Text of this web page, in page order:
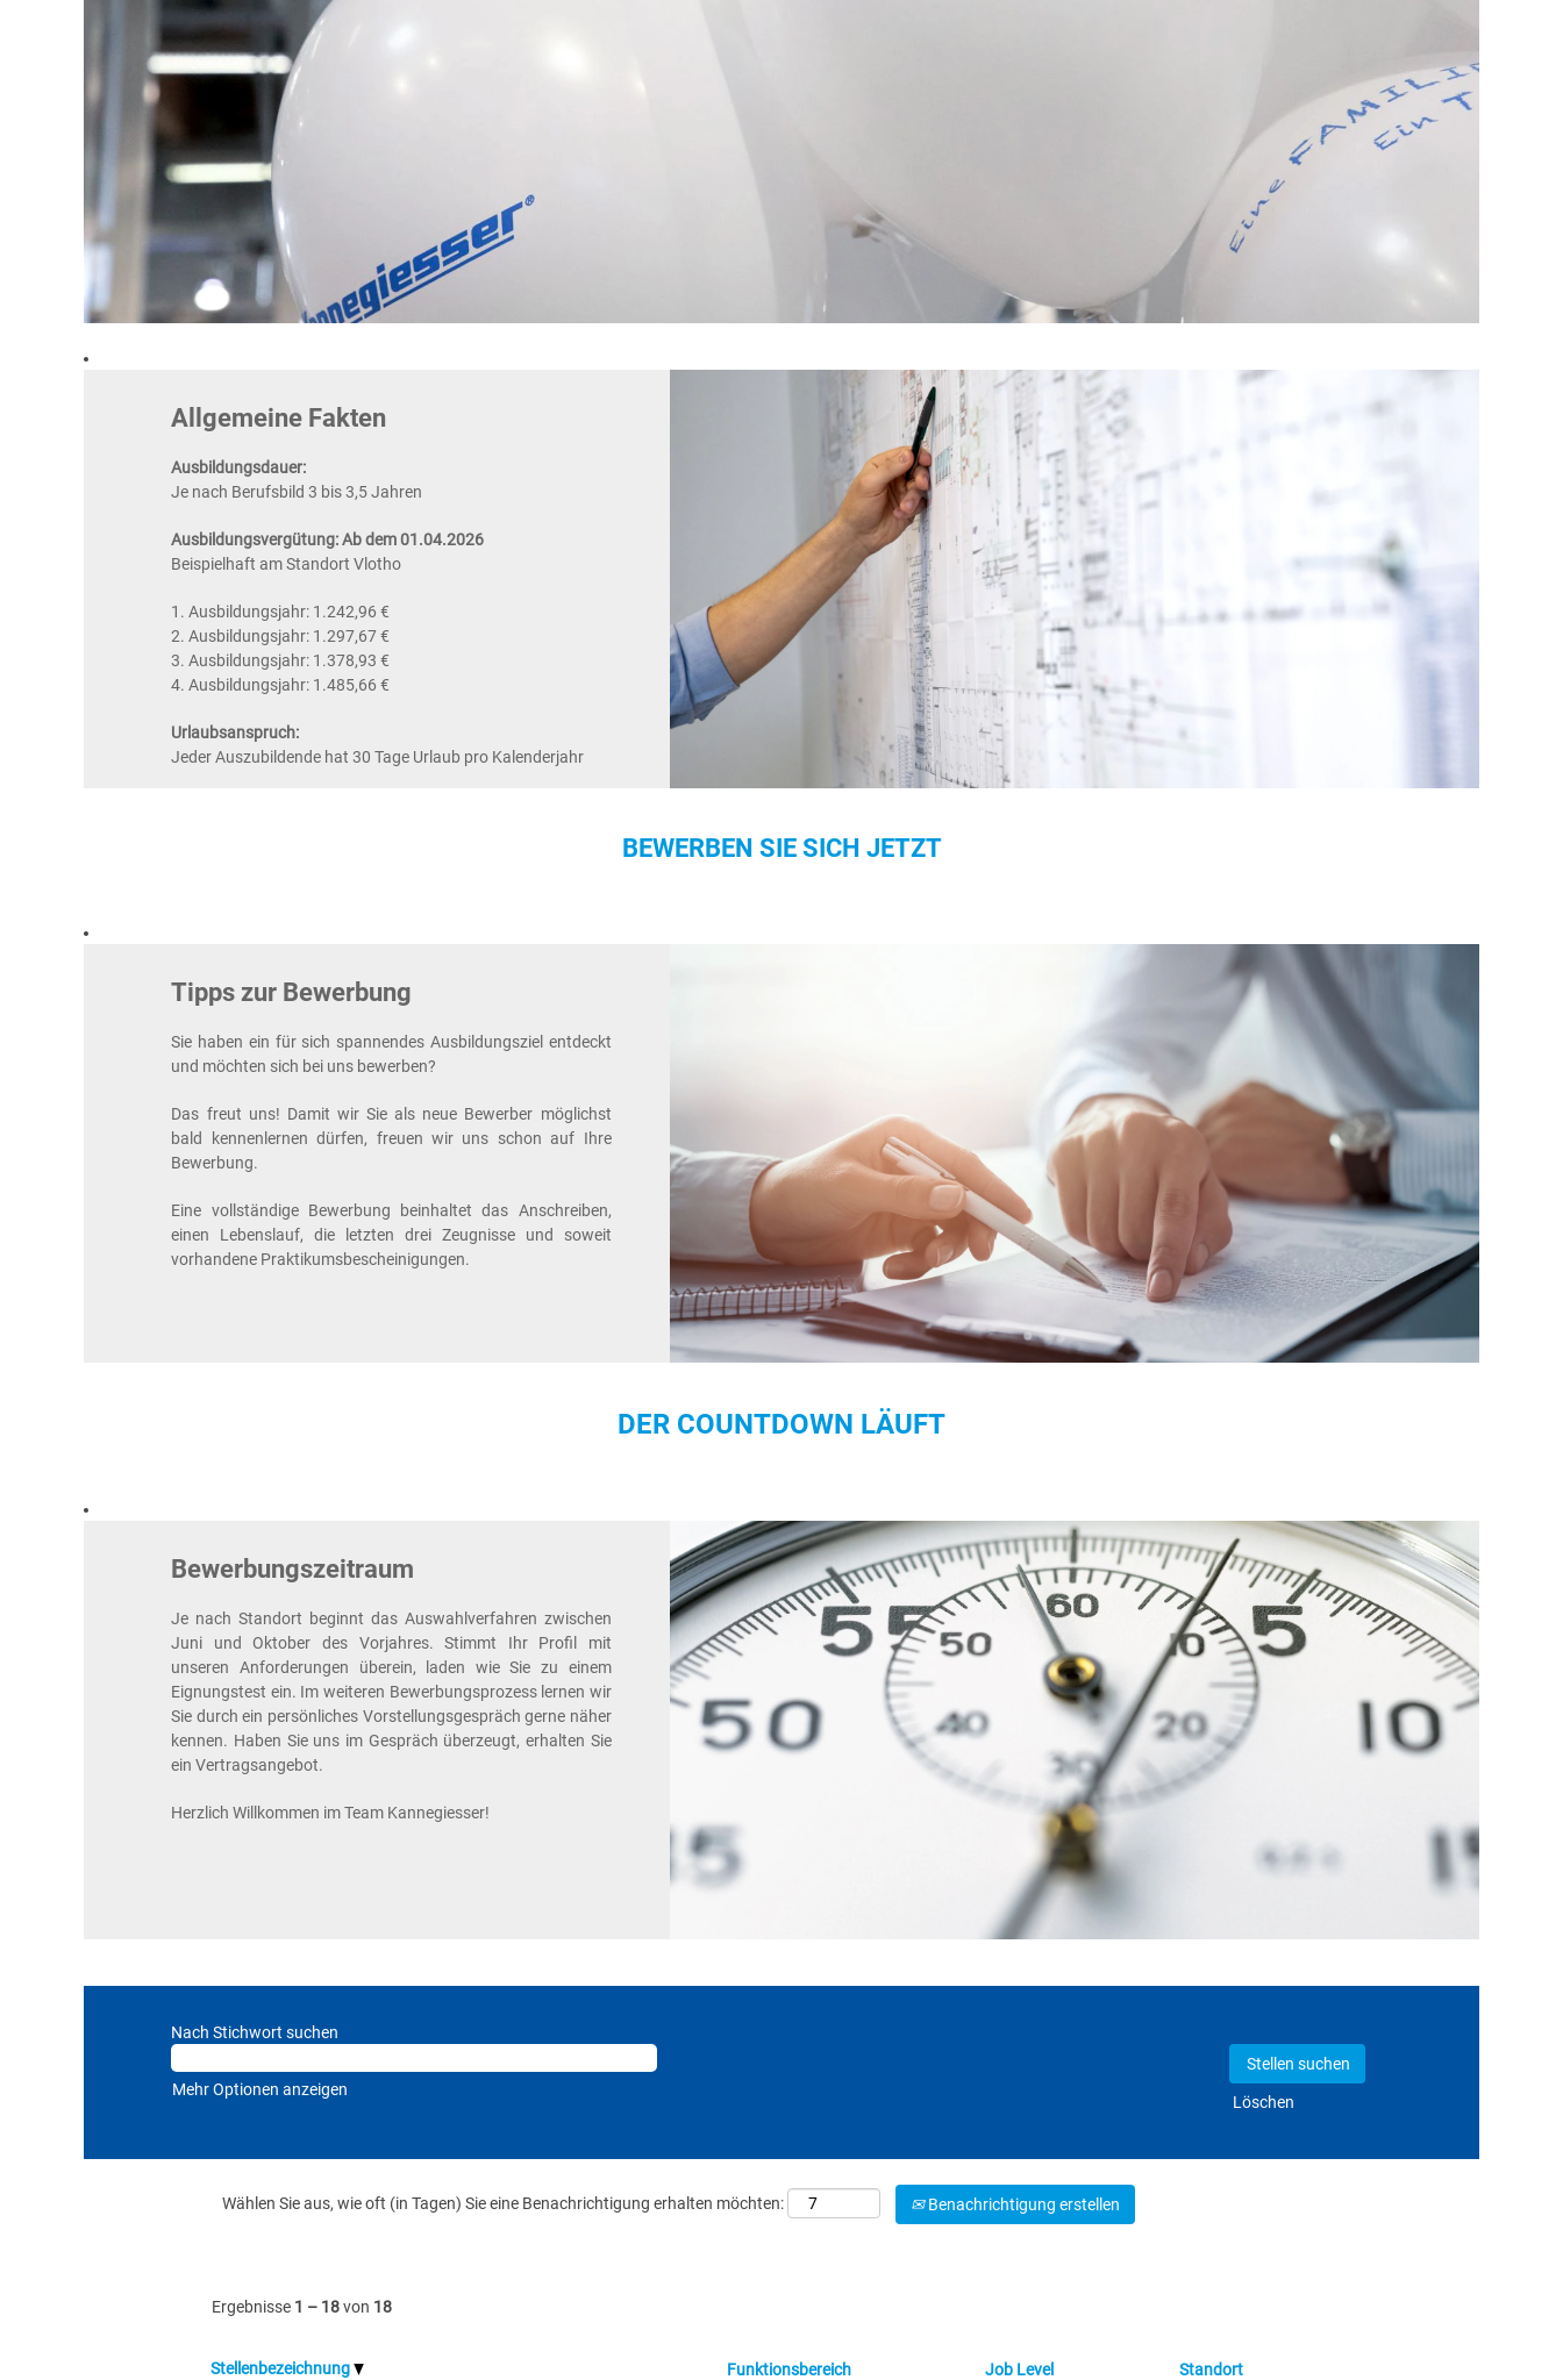
Allgemeine Fakten
Ausbildungsdauer:
Je nach Berufsbild 3 bis 3,5 Jahren
Ausbildungsvergütung: Ab dem 01.04.2026
Beispielhaft am Standort Vlotho
1. Ausbildungsjahr: 1.242,96 €
2. Ausbildungsjahr: 1.297,67 €
3. Ausbildungsjahr: 1.378,93 €
4. Ausbildungsjahr: 1.485,66 €​
Urlaubsanspruch:
Jeder Auszubildende hat 30 Tage Urlaub pro Kalenderjahr
BEWERBEN SIE SICH JETZT
Tipps zur Bewerbung
Sie haben ein für sich spannendes Ausbildungsziel entdeckt
und möchten sich bei uns bewerben?
Das freut uns! Damit wir Sie als neue Bewerber möglichst
bald kennenlernen dürfen, freuen wir uns schon auf Ihre
Bewerbung.
Eine vollständige Bewerbung beinhaltet das Anschreiben,
einen Lebenslauf, die letzten drei Zeugnisse und soweit
vorhandene Praktikumsbescheinigungen.
DER COUNTDOWN LÄUFT
Bewerbungszeitraum
Je nach Standort beginnt das Auswahlverfahren zwischen
Juni und Oktober des Vorjahres. Stimmt Ihr Profil mit
unseren Anforderungen überein, laden wie Sie zu einem
Eignungstest ein. Im weiteren Bewerbungsprozess lernen wir
Sie durch ein persönliches Vorstellungsgespräch gerne näher
kennen. Haben Sie uns im Gespräch überzeugt, erhalten Sie
ein Vertragsangebot.
Herzlich Willkommen im Team Kannegiesser!
Nach Stichwort suchen
Mehr Optionen anzeigen
Löschen
Wählen Sie aus, wie oft (in Tagen) Sie eine Benachrichtigung erhalten möchten: Benachrichtigung erstellen
Ergebnisse 1 – 18von 18
Stellenbezeichnung Funktionsbereich Job Level Standort